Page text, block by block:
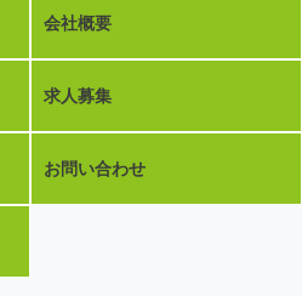
会社概要
求人募集
お問い合わせ